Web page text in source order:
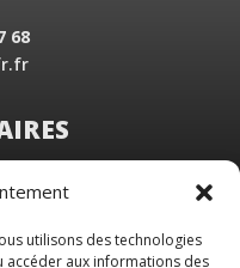
utilisons des technologies
aux informations des
68
vous